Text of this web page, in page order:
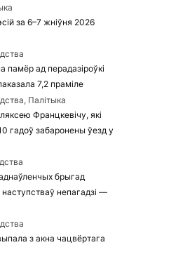
за 6–7 жніўня 2026
ад перадазіроўкі
7,2 праміле
Палітыка
Францкевічу, які
гадоў забаронены ўезд у
брыгад
наступстваў непагадзі —
з акна чацвёртага